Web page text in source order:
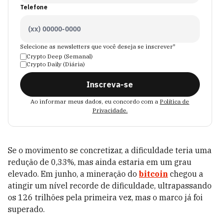
Telefone
Selecione as newsletters que você deseja se inscrever*
Crypto Deep (Semanal)
Crypto Daily (Diária)
Inscreva-se
Ao informar meus dados, eu concordo com a Política de
Privacidade.
Se o movimento se concretizar, a dificuldade teria uma
redução de 0,33%, mas ainda estaria em um grau
elevado. Em junho, a mineração do bitcoin chegou a
atingir um nível recorde de dificuldade, ultrapassando
os 126 trilhões pela primeira vez, mas o marco já foi
superado.